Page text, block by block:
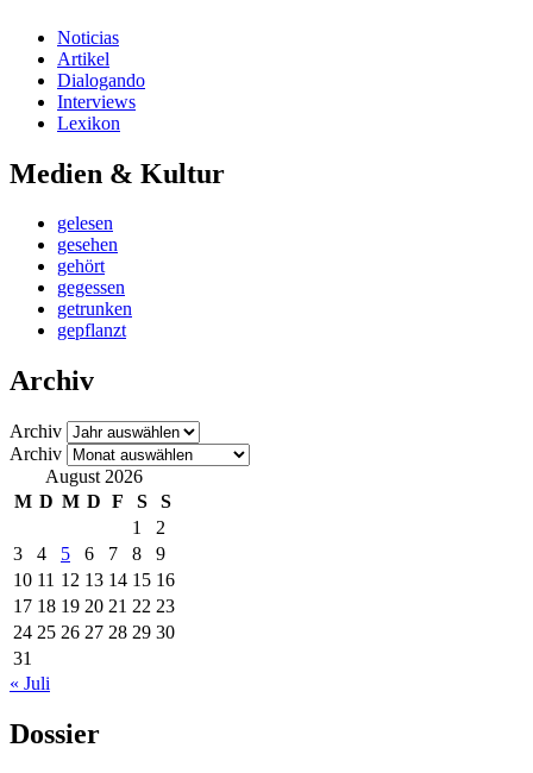
Noticias
Artikel
Dialogando
Interviews
Lexikon
Medien & Kultur
gelesen
gesehen
gehört
gegessen
getrunken
gepflanzt
Archiv
Archiv
Archiv
August 2026
M D M D F S
S
1
2
3
4 5 6 7 8
9
10 11 12 13 14 15 16
17 18 19 20 21 22 23
24 25 26 27 28 29 30
31
« Juli
Dossier